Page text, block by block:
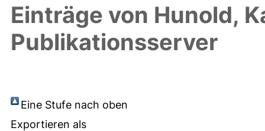
Einträge von Hunold,
Publikationsserver
Eine Stufe nach oben
Exportieren als